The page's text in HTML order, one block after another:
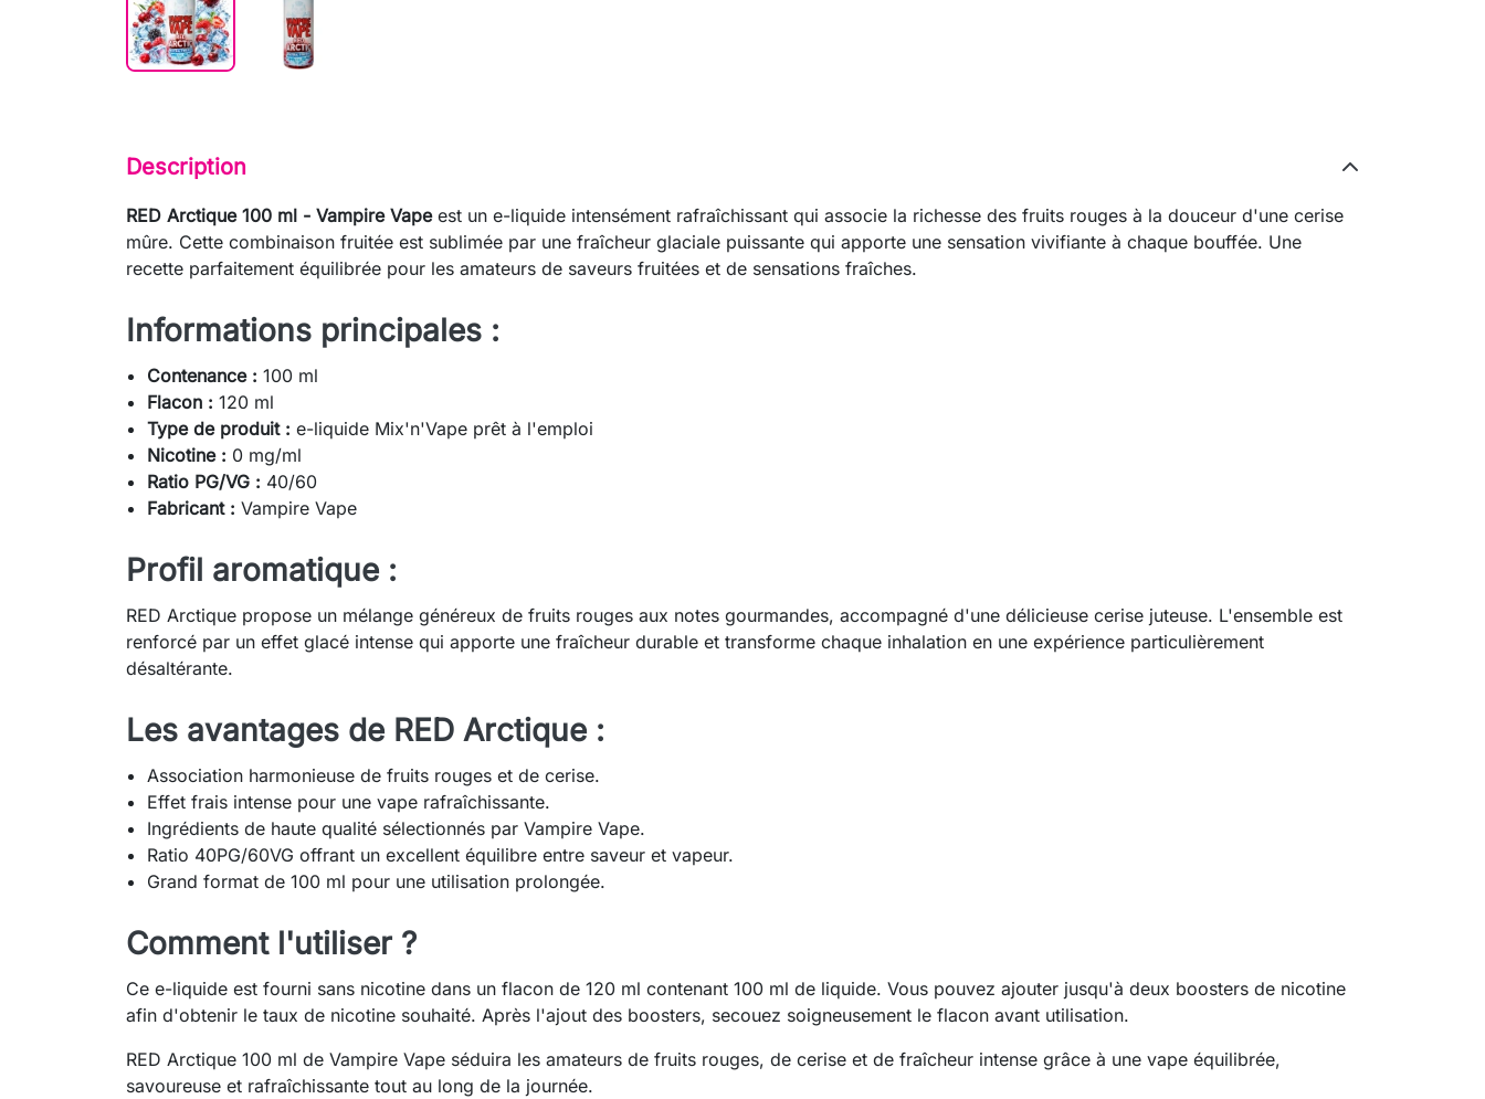
Description
RED Arctique 100 ml - Vampire Vapeest un e-liquide intensément rafraîchissant qui associe la richesse des fruits rouges à la douceur d'une cerise
mûre. Cette combinaison fruitée est sublimée par une fraîcheur glaciale puissante qui apporte une sensation vivifiante à chaque bouffée. Une
recette parfaitement équilibrée pour les amateurs de saveurs fruitées et de sensations fraîches.
Informations principales :
Contenance : 100 ml
Flacon : 120 ml
Type de produit : e-liquide Mix'n'Vape prêt à l'emploi
Nicotine : 0 mg/ml
Ratio PG/VG : 40/60
Fabricant : Vampire Vape
Profil aromatique :
RED Arctique propose un mélange généreux de fruits rouges aux notes gourmandes, accompagné d'une délicieuse cerise juteuse. L'ensemble est
renforcé par un effet glacé intense qui apporte une fraîcheur durable et transforme chaque inhalation en une expérience particulièrement
désaltérante.
Les avantages de RED Arctique :
Association harmonieuse de fruits rouges et de cerise.
Effet frais intense pour une vape rafraîchissante.
Ingrédients de haute qualité sélectionnés par Vampire Vape.
Ratio 40PG/60VG offrant un excellent équilibre entre saveur et vapeur.
Grand format de 100 ml pour une utilisation prolongée.
Comment l'utiliser ?
Ce e-liquide est fourni sans nicotine dans un flacon de 120 ml contenant 100 ml de liquide. Vous pouvez ajouter jusqu'à deux boosters de nicotine
afin d'obtenir le taux de nicotine souhaité. Après l'ajout des boosters, secouez soigneusement le flacon avant utilisation.
RED Arctique 100 ml de Vampire Vape séduira les amateurs de fruits rouges, de cerise et de fraîcheur intense grâce à une vape équilibrée,
savoureuse et rafraîchissante tout au long de la journée.